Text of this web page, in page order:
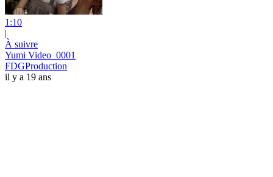
1:10
|
À suivre
Yumi Video_0001
FDGProduction
il y a 19 ans